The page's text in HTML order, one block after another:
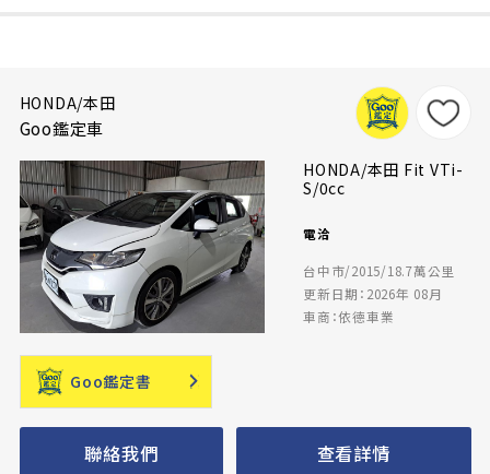
HONDA/本田
Goo鑑定車
HONDA/本田 Fit VTi-
S/0cc
電洽
台中市/2015/18.7萬公里
更新日期：2026年 08月
車商：依德車業
Goo鑑定書
聯絡我們 查看詳情